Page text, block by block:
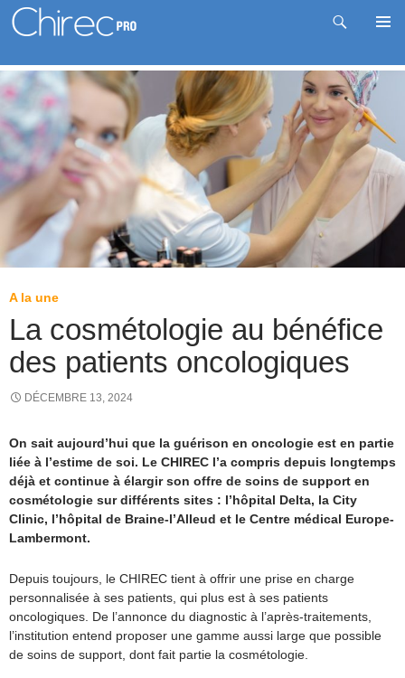
Recherche
Aller
au
contenu
A la une
La cosmétologie au bénéfice
des patients oncologiques
DÉCEMBRE 13, 2024
On sait aujourd’hui que la guérison en oncologie est en partie
liée à l’estime de soi. Le CHIREC l’a compris depuis longtemps
déjà et continue à élargir son offre de soins de support en
cosmétologie sur différents sites : l’hôpital Delta, la City
Clinic, l’hôpital de Braine-l’Alleud et le Centre médical Europe-
Lambermont.
Depuis toujours, le CHIREC tient à offrir une prise en charge
personnalisée à ses patients, qui plus est à ses patients
oncologiques. De l’annonce du diagnostic à l’après-traitements,
l’institution entend proposer une gamme aussi large que possible
de soins de support, dont fait partie la cosmétologie.